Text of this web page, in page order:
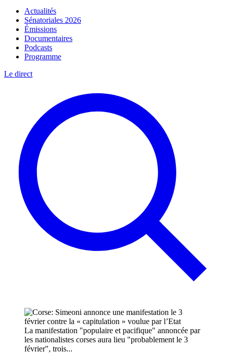
Actualités
Sénatoriales 2026
Émissions
Documentaires
Podcasts
Programme
Le direct
La manifestation "populaire et pacifique" annoncée par
les nationalistes corses aura lieu "probablement le 3
février", trois...